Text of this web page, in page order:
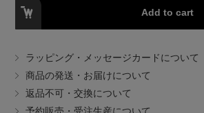
チャーム・ストラップ
EDITOR'S CLOSET
Add to cart
ラッピング・メッセージカードについて
商品の発送・お届けについて
返品不可・交換について